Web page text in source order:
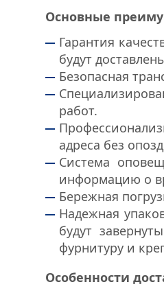
Основные
Гарантия
будут
Безопасная
работ.
адреса без
Система
информацию о
Бережная
Надежная
будут
фурнитуру и
Особенности